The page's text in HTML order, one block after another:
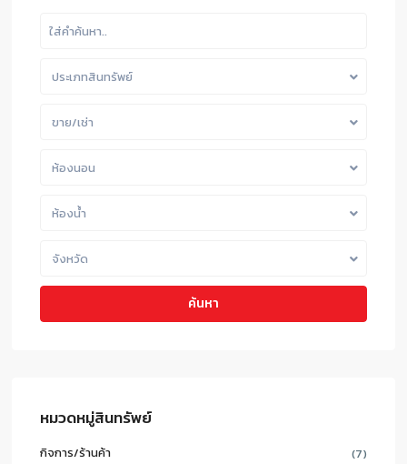
ประเภทสินทรัพย์
ขาย/เช่า
ห้องนอน
ห้องน้ำ
จังหวัด
ค้นหา
หมวดหมู่สินทรัพย์
กิจการ/ร้านค้า (7)